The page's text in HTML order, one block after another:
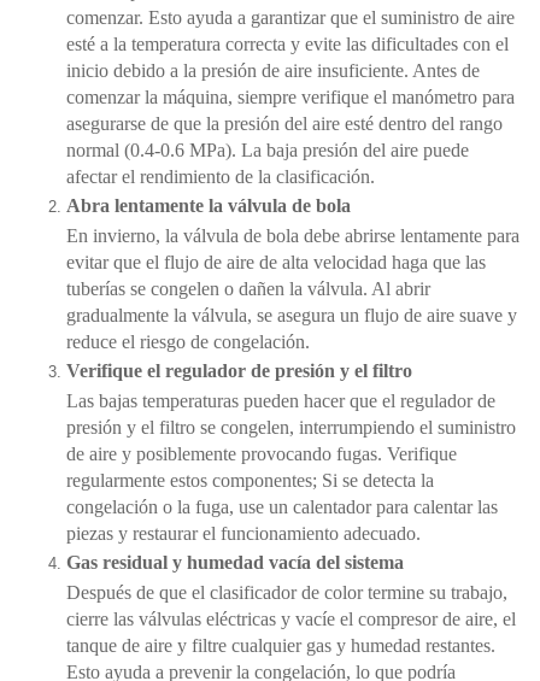
comenzar. Esto ayuda a garantizar que el suministro de aire
esté a la temperatura correcta y evite las dificultades con el
inicio debido a la presión de aire insuficiente. Antes de
comenzar la máquina, siempre verifique el manómetro para
asegurarse de que la presión del aire esté dentro del rango
normal (0.4-0.6 MPa). La baja presión del aire puede
afectar el rendimiento de la clasificación.
Abra lentamente la válvula de bola
En invierno, la válvula de bola debe abrirse lentamente para
evitar que el flujo de aire de alta velocidad haga que las
tuberías se congelen o dañen la válvula. Al abrir
gradualmente la válvula, se asegura un flujo de aire suave y
reduce el riesgo de congelación.
Verifique el regulador de presión y el filtro
Las bajas temperaturas pueden hacer que el regulador de
presión y el filtro se congelen, interrumpiendo el suministro
de aire y posiblemente provocando fugas. Verifique
regularmente estos componentes; Si se detecta la
congelación o la fuga, use un calentador para calentar las
piezas y restaurar el funcionamiento adecuado.
Gas residual y humedad vacía del sistema
Después de que el clasificador de color termine su trabajo,
cierre las válvulas eléctricas y vacíe el compresor de aire, el
tanque de aire y filtre cualquier gas y humedad restantes.
Esto ayuda a prevenir la congelación, lo que podría